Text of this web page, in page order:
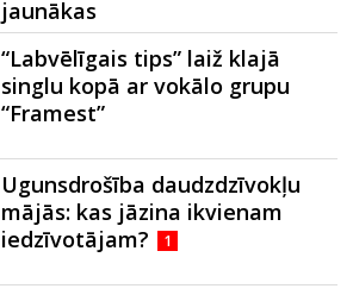
jaunākas
“Labvēlīgais tips” laiž klajā
singlu kopā ar vokālo grupu
“Framest”
Ugunsdrošība daudzdzīvokļu
mājās: kas jāzina ikvienam
iedzīvotājam?
1